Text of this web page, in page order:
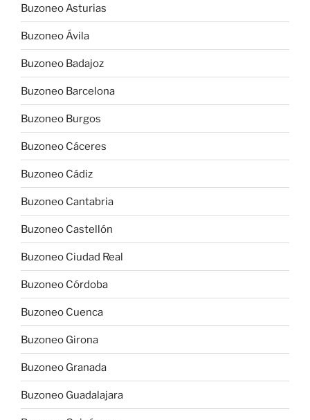
Buzoneo Asturias
Buzoneo Ávila
Buzoneo Badajoz
Buzoneo Barcelona
Buzoneo Burgos
Buzoneo Cáceres
Buzoneo Cádiz
Buzoneo Cantabria
Buzoneo Castellón
Buzoneo Ciudad Real
Buzoneo Córdoba
Buzoneo Cuenca
Buzoneo Girona
Buzoneo Granada
Buzoneo Guadalajara